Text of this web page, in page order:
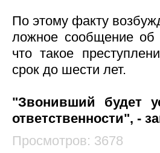
По этому факту
ложное сообщение об
что такое
срок до шести лет.
"Звонивший будет
ответственности", -
Просмотров: 3678